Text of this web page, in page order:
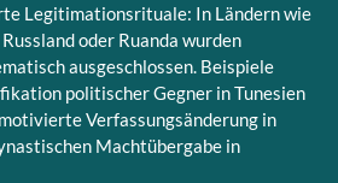
Legitimationsrituale: In Ländern wie
oder Ruanda wurden
ausgeschlossen. Beispiele
politischer Gegner in Tunesien
Verfassungsänderung in
Machtübergabe in